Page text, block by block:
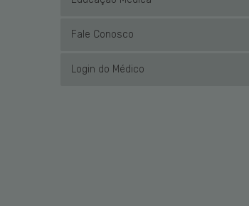
Fale Conosco
Login do Médico